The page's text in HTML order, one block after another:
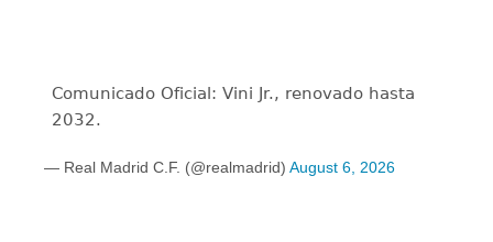
Comunicado Oficial: Vini Jr., renovado hasta
2032.
— Real Madrid C.F. (@realmadrid) August 6, 2026